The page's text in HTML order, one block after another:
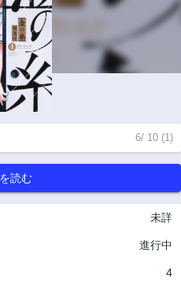
6/ 10 (1)
読む
未詳
進行中
4